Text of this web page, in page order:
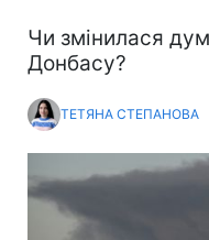
Чи змінилася
Донбасу?
ТЕТЯНА СТЕПАНОВА